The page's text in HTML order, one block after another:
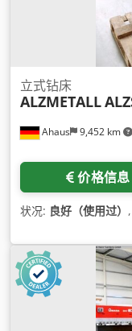
Ahaus 9,452 km
立式钻床
ALZMETALL
价格信息
状况: 良好（使用过） ,